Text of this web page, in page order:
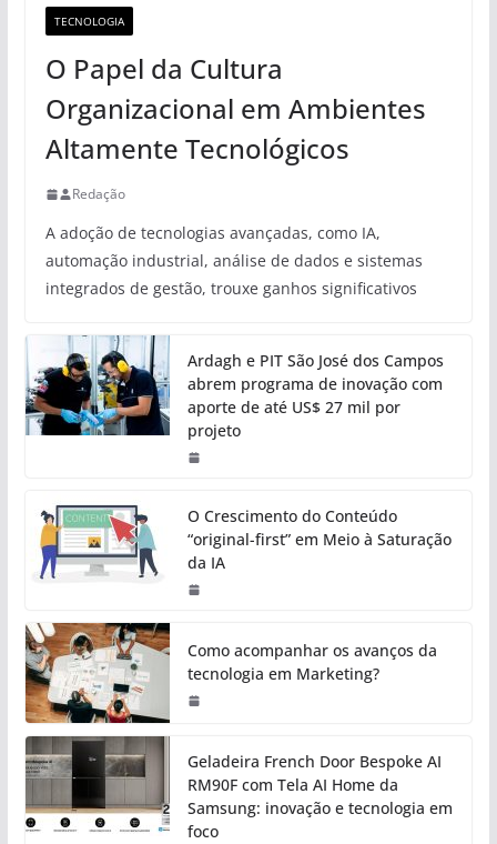
TECNOLOGIA
O Papel da Cultura
Organizacional em Ambientes
Altamente Tecnológicos
Redação
A adoção de tecnologias avançadas, como IA,
automação industrial, análise de dados e sistemas
integrados de gestão, trouxe ganhos significativos
Ardagh e PIT São José dos Campos
abrem programa de inovação com
aporte de até US$ 27 mil por
projeto
O Crescimento do Conteúdo
“original-first” em Meio à Saturação
da IA
Como acompanhar os avanços da
tecnologia em Marketing?
Geladeira French Door Bespoke AI
RM90F com Tela AI Home da
Samsung: inovação e tecnologia em
foco